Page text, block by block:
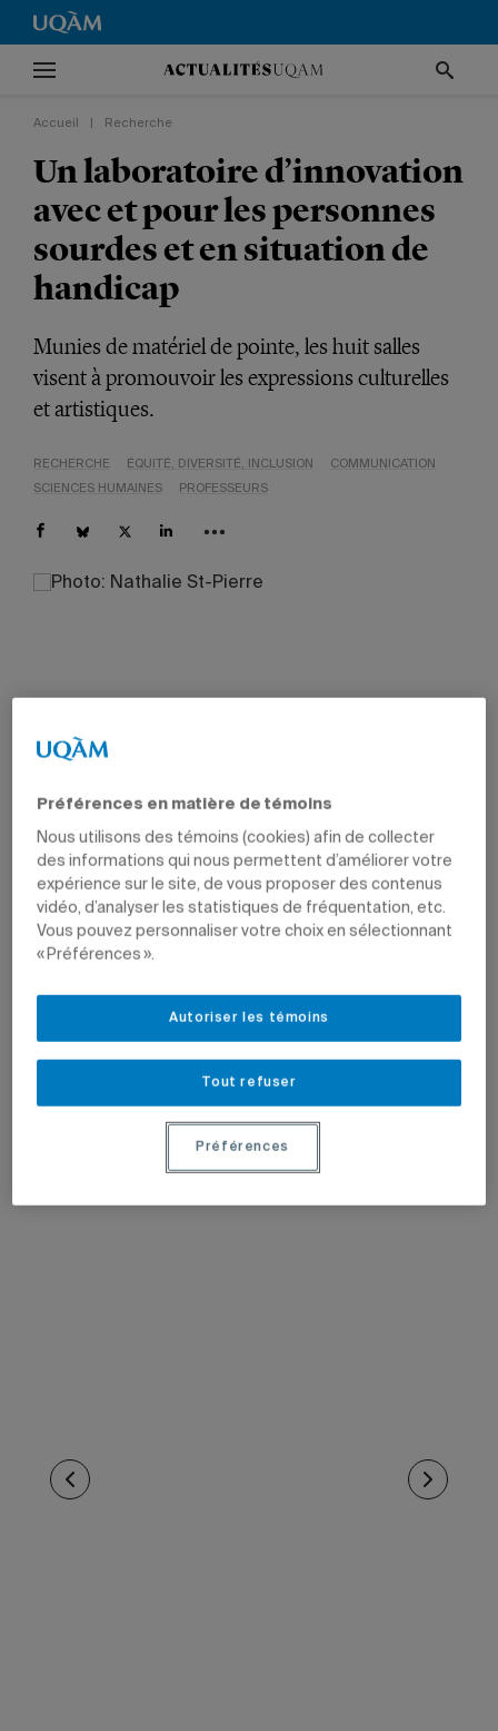
Accueil Recherche
Un laboratoire d’innovation
avec et pour les personnes
sourdes et en situation de
handicap
Munies de matériel de pointe, les huit salles
visent à promouvoir les expressions culturelles
et artistiques.
RECHERCHE ÉQUITÉ, DIVERSITÉ, INCLUSION
COMMUNICATION
SCIENCES HUMAINES
PROFESSEURS
Préférences en matière de témoins
Nous utilisons des témoins (cookies) afin de collecter
des informations qui nous permettent d’améliorer votre
expérience sur le site, de vous proposer des contenus
vidéo, d’analyser les statistiques de fréquentation, etc.
Vous pouvez personnaliser votre choix en sélectionnant
« Préférences ».
Tout refuser
Autoriser les témoins
Préférences